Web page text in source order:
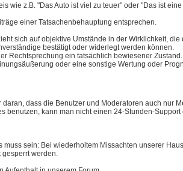
wie z.B. "Das Auto ist viel zu teuer" oder "Das ist
einer Tatsachenbehauptung entsprechen.
sich auf objektive Umstände in der Wirklichkeit,
bestätigt oder widerlegt werden können.
Rechtsprechung ein tatsächlich bewiesener Zustand.
oder eine sonstige Wertung oder
daran, dass die Benutzer und Moderatoren auch nur
benutzen, kann man nicht einen 24-Stunden-
muss sein: Bei wiederholtem Missachten unserer
gesperrt werden.